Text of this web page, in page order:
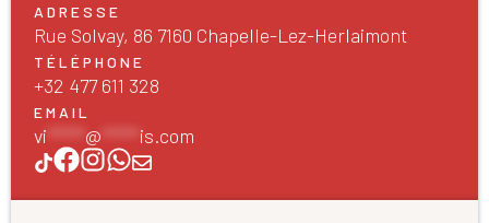
ADRESSE
Rue Solvay, 86 7160 Chapelle-Lez-Herlaimont
TÉLÉPHONE
+32 477 611 328
EMAIL
vi @ is.com